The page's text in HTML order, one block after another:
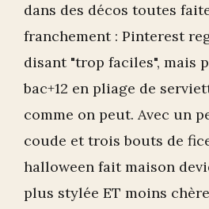
dans des décos toutes
franchement : Pinterest
disant "trop faciles", mais
bac+12 en pliage de
comme on peut. Avec un
coude et trois bouts de
halloween fait maison
plus stylée ET moins